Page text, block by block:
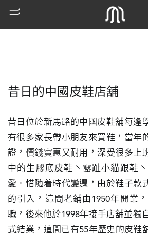
古
地
昔日的中國皮鞋店舖
昔日位於新馬路的中國皮鞋舖每逢
有很多家長帶小朋友來買鞋，當年
證，價錢實惠又耐用，深受很多上
中的生膠底皮鞋丶露趾小貓跟鞋
愛。惜随着時代變遷，由於鞋子款
的引入，這間老鋪由1950年開業
職，後來他於1998年接手店舖並獨
式結業，這間已有55年歷史的皮鞋